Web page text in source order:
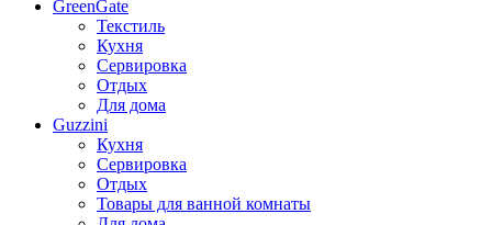
GreenGate
Текстиль
Кухня
Сервировка
Отдых
Для дома
Guzzini
Кухня
Сервировка
Отдых
Товары для ванной комнаты